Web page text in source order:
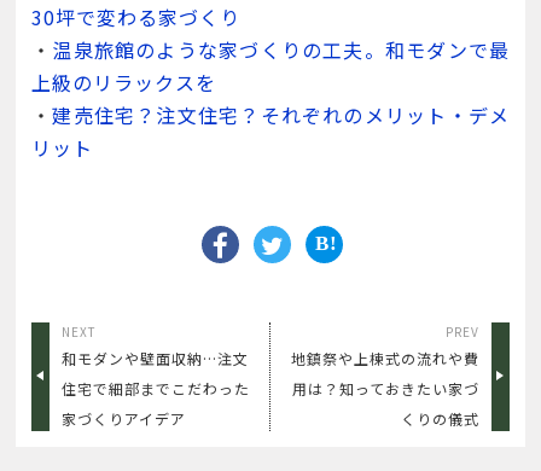
30坪で変わる家づくり
・ 温泉旅館のような家づくりの工夫。和モダンで最
上級のリラックスを
・建売住宅？注文住宅？それぞれのメリット・デメ
リット
NEXT
和モダンや壁面収納…注文
住宅で細部までこだわった
家づくりアイデア
PREV
地鎮祭や上棟式の流れや費
用は？知っておきたい家づ
くりの儀式